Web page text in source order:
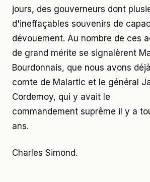
jours, des gouverneurs dont
d'ineffaçables souvenirs de
dévouement. Au nombre de ces
de grand mérite se signalèrent
Bourdonnais, que nous avons
comte de Malartic et le général
Cordemoy, qui y avait le
commandement suprême il y a
ans.
Charles Simond.